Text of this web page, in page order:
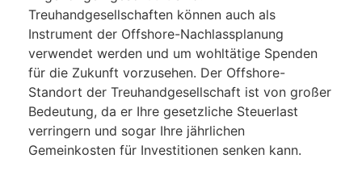
Treuhandgesellschaften können auch als
Instrument der Offshore-Nachlassplanung
verwendet werden und um wohltätige Spenden
für die Zukunft vorzusehen. Der Offshore-
Standort der Treuhandgesellschaft ist von großer
Bedeutung, da er Ihre gesetzliche Steuerlast
verringern und sogar Ihre jährlichen
Gemeinkosten für Investitionen senken kann.